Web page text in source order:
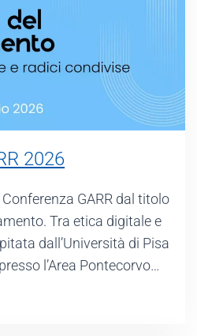
2026
GARR dal titolo
Tra etica digitale e
dall’Università di Pisa
l’Area Pontecorvo…